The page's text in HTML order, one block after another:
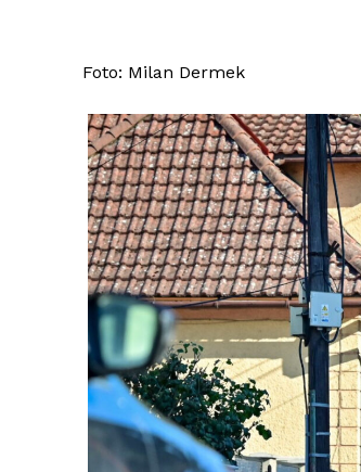
Foto: Milan Dermek